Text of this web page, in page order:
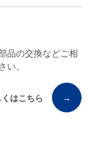
品の交換などご相
い。
はこちら →